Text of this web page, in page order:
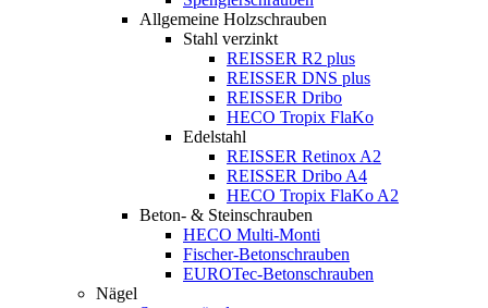
Allgemeine Holzschrauben
Stahl verzinkt
REISSER R2 plus
REISSER DNS plus
REISSER Dribo
HECO Tropix FlaKo
Edelstahl
REISSER Retinox A2
REISSER Dribo A4
HECO Tropix FlaKo A2
Beton- & Steinschrauben
HECO Multi-Monti
Fischer-Betonschrauben
EUROTec-Betonschrauben
Nägel